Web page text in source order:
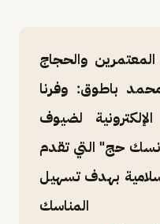
والحجاج
باطوق: وفرنا
لضيوف
حج" التي تقدم
غير إسلامية بهدف تسهيل
المناسك